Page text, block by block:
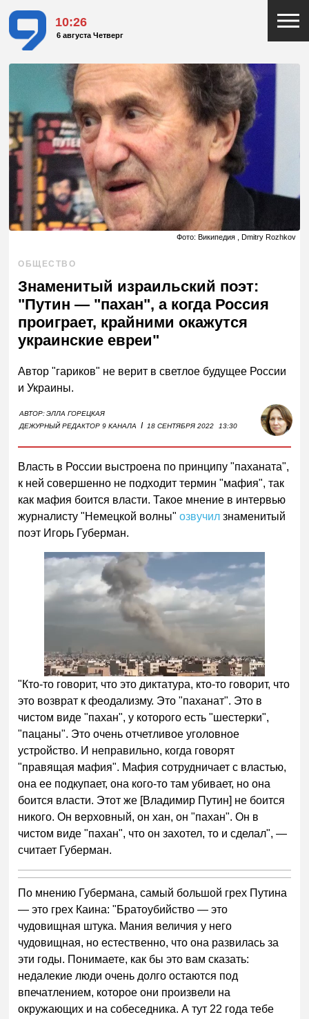
10:26
6 августа Четверг
Фото: Википедия , Dmitry Rozhkov
ОБЩЕСТВО
Знаменитый израильский поэт:
"Путин — "пахан", а когда Россия
проиграет, крайними окажутся
украинские евреи"
Автор "гариков" не верит в светлое будущее России
и Украины.
АВТОР:ЭЛЛА ГОРЕЦКАЯ
ДЕЖУРНЫЙ РЕДАКТОР 9 КАНАЛА
I 18 СЕНТЯБРЯ 2022 13:30
Власть в России выстроена по принципу "паханата",
к ней совершенно не подходит термин "мафия", так
как мафия боится власти. Такое мнение в интервью
журналисту "Немецкой волны"озвучил знаменитый
поэт Игорь Губерман.
"Кто-то говорит, что это диктатура, кто-то говорит, что
это возврат к феодализму. Это "паханат". Это в
чистом виде "пахан", у которого есть "шестерки",
"пацаны". Это очень отчетливое уголовное
устройство. И неправильно, когда говорят
"правящая мафия". Мафия сотрудничает с властью,
она ее подкупает, она кого-то там убивает, но она
боится власти. Этот же [Владимир Путин] не боится
никого. Он верховный, он хан, он "пахан". Он в
чистом виде "пахан", что он захотел, то и сделал", —
считает Губерман.
По мнению Губермана, самый большой грех Путина
— это грех Каина: "Братоубийство — это
чудовищная штука. Мания величия у него
чудовищная, но естественно, что она развилась за
эти годы. Понимаете, как бы это вам сказать:
недалекие люди очень долго остаются под
впечатлением, которое они произвели на
окружающих и на собеседника. А тут 22 года тебе